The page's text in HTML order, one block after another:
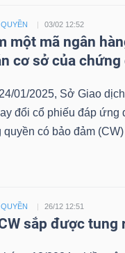
03/02 12:52
một mã ngân
cơ sở của
01/2025, Sở Giao
đổi cổ phiếu đáp
quyền có bảo đảm (CW)
26/12 12:51
sắp được tung